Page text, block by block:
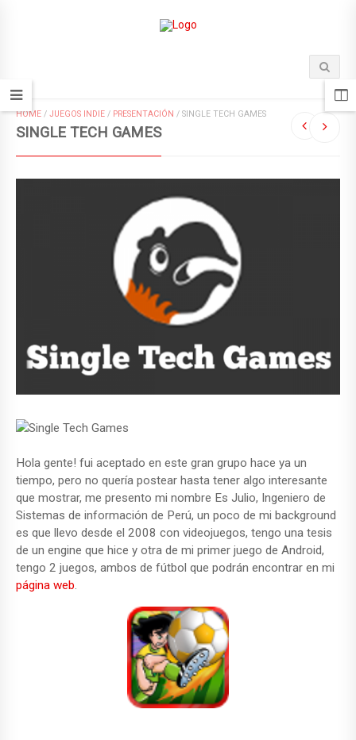
HOME / JUEGOS INDIE / PRESENTACIÓN / SINGLE TECH GAMES
SINGLE TECH GAMES
Hola gente! fui aceptado en este gran grupo hace ya un
tiempo, pero no quería postear hasta tener algo interesante
que mostrar, me presento mi nombre Es Julio, Ingeniero de
Sistemas de información de Perú, un poco de mi background
es que llevo desde el 2008 con videojuegos, tengo una tesis
de un engine que hice y otra de mi primer juego de Android,
tengo 2 juegos, ambos de fútbol que podrán encontrar en mi
página web.